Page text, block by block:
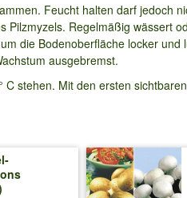
Feucht halten darf jedoch
Regelmäßig wässert
die Bodenoberfläche locker und
ausgebremst.
stehen. Mit den ersten